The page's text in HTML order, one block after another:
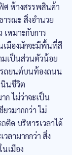
ศ ห้างสรรพสินค้า
ารณะ สิ่งอำนวย
เหมาะกับการ
มืองมักจะมีพื้นที่สี
มเป็นส่วนตัวน้อย
รถยนต์บนท้องถนน
นินชีวิต
ก ไม่ว่าจะเป็น
วมากกว่า ไม่
ติด บริหารเวลาได้
วลามากกว่า สิ่ง
เมือง